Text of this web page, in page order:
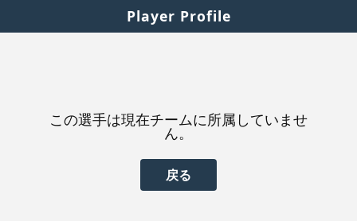
Player Profile
この選手は現在チームに所属していませ
ん。
戻る